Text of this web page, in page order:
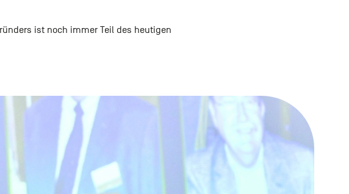
ist noch immer Teil des heutigen